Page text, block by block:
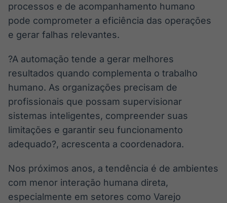
processos e de acompanhamento humano
pode comprometer a eficiência das operações
e gerar falhas relevantes.
?A automação tende a gerar melhores
resultados quando complementa o trabalho
humano. As organizações precisam de
profissionais que possam supervisionar
sistemas inteligentes, compreender suas
limitações e garantir seu funcionamento
adequado?, acrescenta a coordenadora.
Nos próximos anos, a tendência é de ambientes
com menor interação humana direta,
especialmente em setores como Varejo